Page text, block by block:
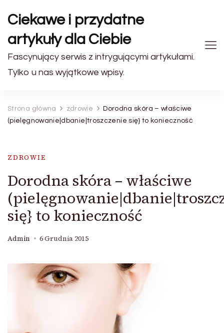
Ciekawe i przydatne
artykuły dla Ciebie
Fascynujący serwis z intrygującymi artykułami.
Tylko u nas wyjątkowe wpisy.
Strona główna zdrowie
Dorodna skóra – właściwe
(pielęgnowanie|dbanie|troszczenie się} to konieczność
ZDROWIE
Dorodna skóra – właściwe
się} to konieczność
Admin 6 Grudnia 2015